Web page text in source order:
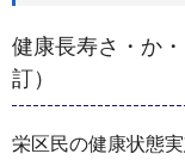
健康長寿さ・か
訂）
栄区民の健康状態